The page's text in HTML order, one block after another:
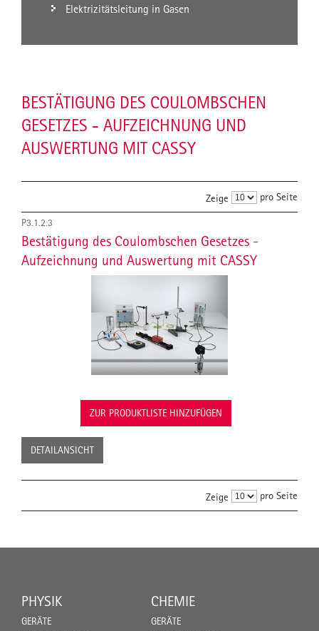
Elektrizitätsleitung in Gasen
BESTÄTIGUNG DES COULOMBSCHEN
GESETZES - AUFZEICHNUNG UND
AUSWERTUNG MIT CASSY
Zeige pro Seite
P3.1.2.3
Bestätigung des Coulombschen Gesetzes -
Aufzeichnung und Auswertung mit CASSY
ZUR PRODUKTLISTE HINZUFÜGEN
DETAILANSICHT
Zeige pro Seite
PHYSIK
GERÄTE
CHEMIE
GERÄTE